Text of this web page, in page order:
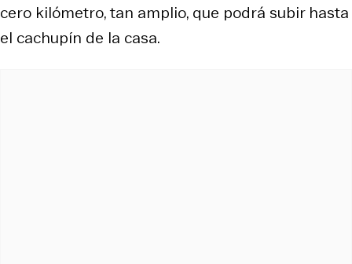
cero kilómetro, tan amplio, que podrá subir hasta
el cachupín de la casa.